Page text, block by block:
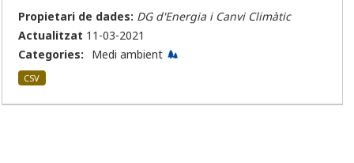
Propietari de dades: DG d'Energia i Canvi Climàtic
Actualitzat 11-03-2021
Categories:
Medi ambient
CSV